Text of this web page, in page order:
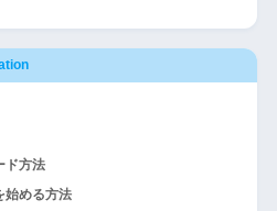
ド方法
始める方法